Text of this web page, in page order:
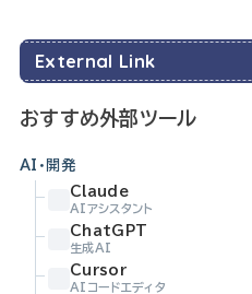
External Link
おすすめ外部ツール
AI・開発
Claude
AIアシスタント
ChatGPT
生成AI
Cursor
AIコードエディタ